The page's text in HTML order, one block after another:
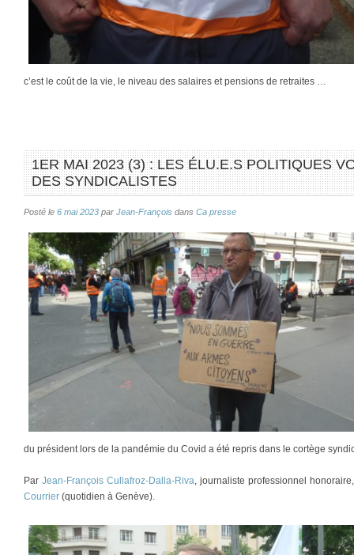
c’est le coût de la vie, le niveau des salaires et pensions de retraites …
1ER MAI 2023 (3) : LES ÉLU.E.S POLITIQUES
DES SYNDICALISTES
Posté le 6 mai 2023 par Jean-François dans Ca presse
du président lors de la pandémie du Covid a été repris dans le cortège
Par Jean-François Cullafroz-Dalla-Riva , journaliste professionnel
Courrier (quotidien à Genève).